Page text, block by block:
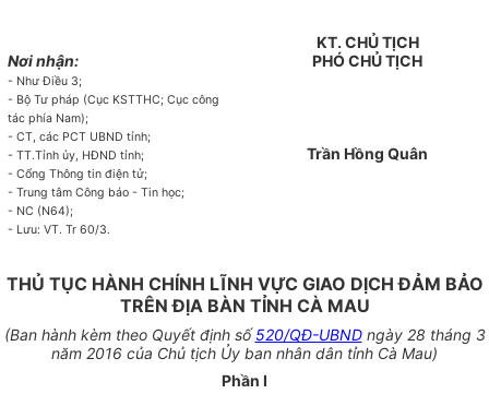
Nơi nhận:
- Như Điều 3;
- Bộ Tư pháp (Cục KSTTHC; Cục công
tác phía Nam);
- CT, các PCT UBND tỉnh;
- TT.Tỉnh ủy, HĐND tỉnh;
- Cổng Thông tin điện tử;
- Trung tâm Công báo - Tin học;
- NC (N64);
- Lưu: VT. Tr 60/3.
KT. CHỦ TỊCH
PHÓ CHỦ TỊCH
Trần Hồng Quân
THỦ TỤC HÀNH CHÍNH LĨNH VỰC GIAO DỊCH ĐẢM BẢO
TRÊN ĐỊA BÀN TỈNH CÀ MAU
(Ban hành kèm theo Quyết định số 520/QĐ-UBNDngày 28 tháng 3
năm 2016 của Chủ tịch Ủy ban nhân dân tỉnh Cà Mau)
Phần I